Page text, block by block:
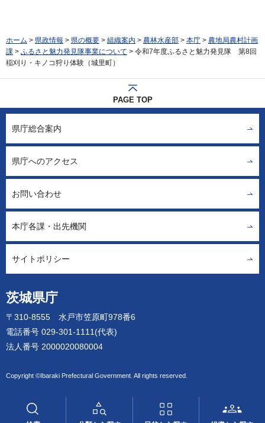
ホーム > 県政情報 > 県の概要 > 組織案内 > 農林水産部 > 本庁 > 農地局農村計画
課 > ふるさと魅力発見隊事業について > 令和7年度ふるさと魅力発見隊 第8回
稲刈り・キノコ狩り体験（城里町）
PAGE TOP
茨城県庁
〒310-8555 水戸市笠原町978番6
電話番号 029-301-1111(代表)
法人番号 2000020080004
Copyright ©Ibaraki Prefectural Government. All rights reserved.
県庁総合案内
県庁へのアクセス
お問い合わせ
本庁各課・出先機関
サイトポリシー